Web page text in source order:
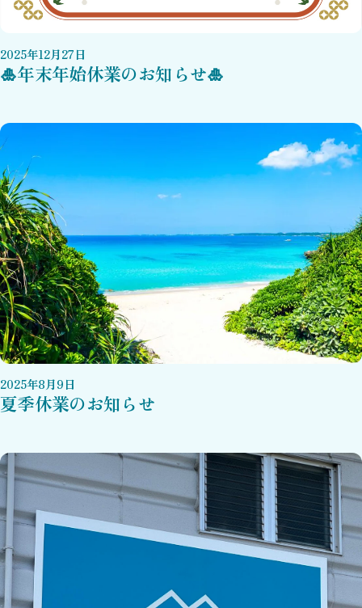
2025年12月27日
🎍年末年始休業のお知らせ🎍
2025年8月9日
夏季休業のお知らせ